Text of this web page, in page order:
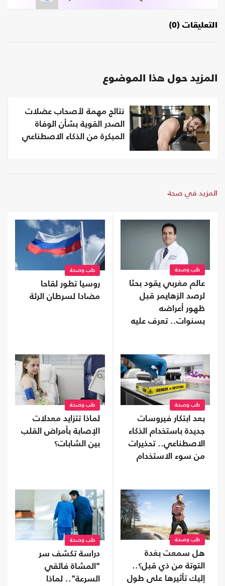
التعليقات (0)
المزيد حول هذا الموضوع
نتائج مهمة لأصحاب عضلات
الصدر القوية بشأن الوفاة
المبكرة من الذكاء الاصطناعي
المزيد في صحة
طب وصحة
عالم مغربي يقود بحثا
لرصد الزهايمر قبل
ظهور أعراضه
بسنوات.. تعرف عليه
طب وصحة
روسيا تطور لقاحا
مضادا لسرطان الرئة
طب وصحة
بعد ابتكار فيروسات
جديدة باستخدام الذكاء
الاصطناعي.. تحذيرات
من سوء الاستخدام
طب وصحة
لماذا تتزايد معدلات
الإصابة بأمراض القلب
بين الشابات؟
طب وصحة
هل سمعت بغدة
التوتة من ذي قبل؟..
إليك تأثيرها على طول
طب وصحة
دراسة تكشف سر
"المشاة فائقي
السرعة".. لماذا